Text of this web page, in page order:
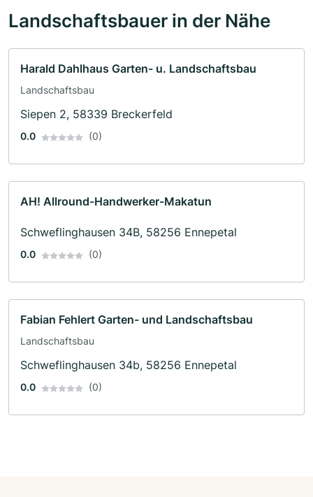
Landschaftsbauer in der Nähe
Harald Dahlhaus Garten- u. Landschaftsbau
Landschaftsbau
Siepen 2, 58339 Breckerfeld
0.0 (0)
AH! Allround-Handwerker-Makatun
Schweflinghausen 34B, 58256 Ennepetal
0.0 (0)
Fabian Fehlert Garten- und Landschaftsbau
Landschaftsbau
Schweflinghausen 34b, 58256 Ennepetal
0.0 (0)